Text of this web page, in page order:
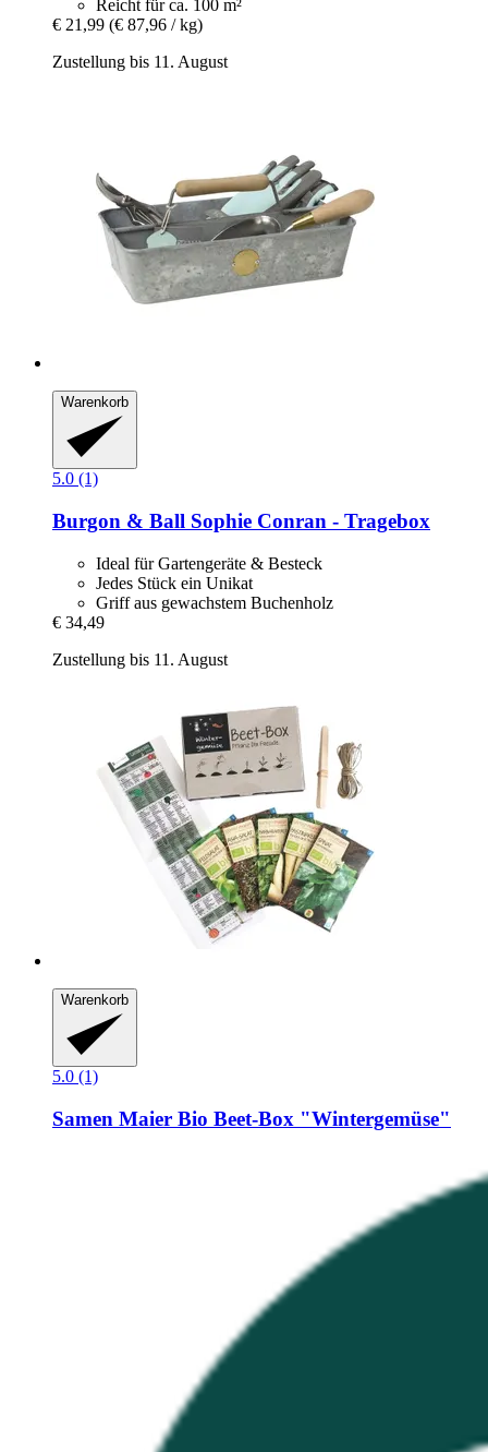
Reicht für ca. 100 m²
€ 21,99 (€ 87,96 / kg)
Zustellung bis 11. August
Warenkorb
5.0 (1)
Burgon & Ball Sophie Conran -​ Tragebox
Ideal für Gartengeräte & Besteck
Jedes Stück ein Unikat
Griff aus gewachstem Buchenholz
€ 34,49
Zustellung bis 11. August
Warenkorb
5.0 (1)
Samen Maier Bio Beet-​Box "Wintergemüse"